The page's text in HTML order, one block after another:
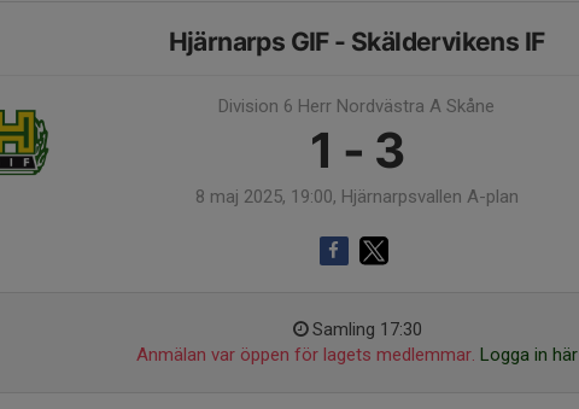
Hjärnarps GIF - Skäldervikens IF
Division 6 Herr Nordvästra A Skåne
1 - 3
8 maj 2025, 19:00, Hjärnarpsvallen A-plan
Samling 17:30
Anmälan var öppen för lagets medlemmar. Logga in här